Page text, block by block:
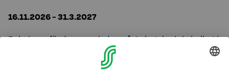
16.11.2026 - 31.3.2027
Bokningar för dessa perioder måste betalas i sin helhet i
förväg vid bokningstillfället.